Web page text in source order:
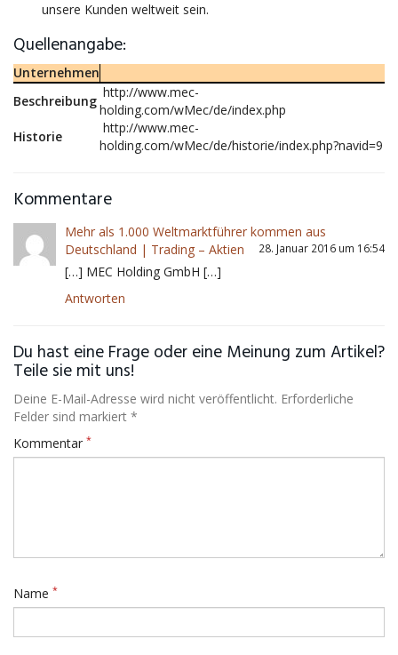
unsere Kunden weltweit sein.
Quellenangabe:
Unternehmen
Beschreibung
http://www.mec-
holding.com/wMec/de/index.php
Historie
http://www.mec-
holding.com/wMec/de/historie/index.php?navid=9
Kommentare
Mehr als 1.000 Weltmarktführer kommen aus
Deutschland | Trading – Aktien
28. Januar 2016 um 16:54
[…] MEC Holding GmbH […]
Antworten
Du hast eine Frage oder eine Meinung zum Artikel?
Teile sie mit uns!
Deine E-Mail-Adresse wird nicht veröffentlicht. Erforderliche
Felder sind markiert *
Kommentar *
Name *